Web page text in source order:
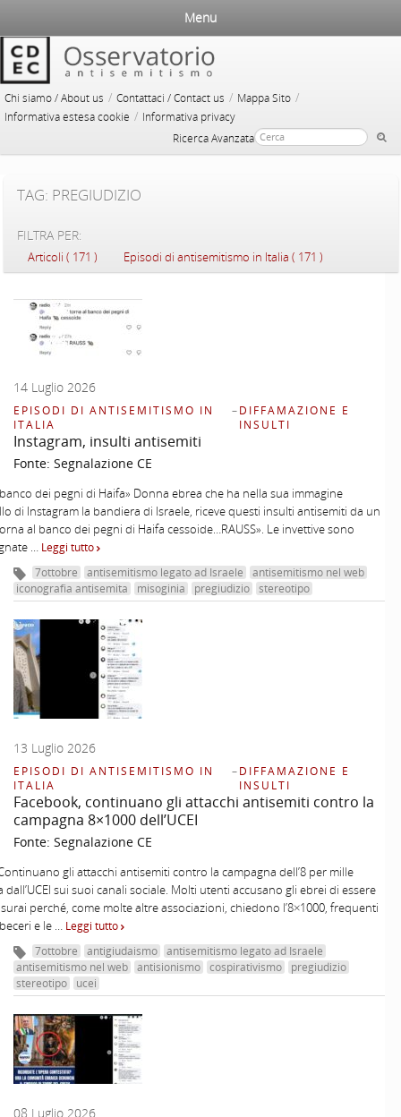
Chi siamo / About us / Contattaci / Contact us / Mappa Sito /
Informativa estesa cookie / Informativa privacy
Ricerca Avanzata
Menu
TAG: PREGIUDIZIO
FILTRA PER:
Articoli ( 171 ) Episodi di antisemitismo in Italia ( 171 )
14 Luglio 2026
EPISODI DI ANTISEMITISMO IN
ITALIA
–DIFFAMAZIONE E
INSULTI
Instagram, insulti antisemiti
Fonte: Segnalazione CE
dei pegni di Haifa» Donna ebrea che ha nella sua immagine
di Instagram la bandiera di Israele, riceve questi insulti antisemiti da un
al banco dei pegni di Haifa cessoide…RAUSS». Le invettive sono
… Leggi tutto
7ottobre antisemitismo legato ad Israele
antisemitismo nel web
iconografia antisemita
misoginia pregiudizio stereotipo
13 Luglio 2026
EPISODI DI ANTISEMITISMO IN
ITALIA
–DIFFAMAZIONE E
INSULTI
Facebook, continuano gli attacchi antisemiti contro la
campagna 8×1000 dell’UCEI
Fonte: Segnalazione CE
gli attacchi antisemiti contro la campagna dell’8 per mille
dall’UCEI sui suoi canali sociale. Molti utenti accusano gli ebrei di essere
perché, come molte altre associazioni, chiedono l’8×1000, frequenti
e le … Leggi tutto
7ottobre antigiudaismo
antisemitismo legato ad Israele
antisemitismo nel web
antisionismo cospirativismo
pregiudizio
stereotipo
ucei
08 Luglio 2026